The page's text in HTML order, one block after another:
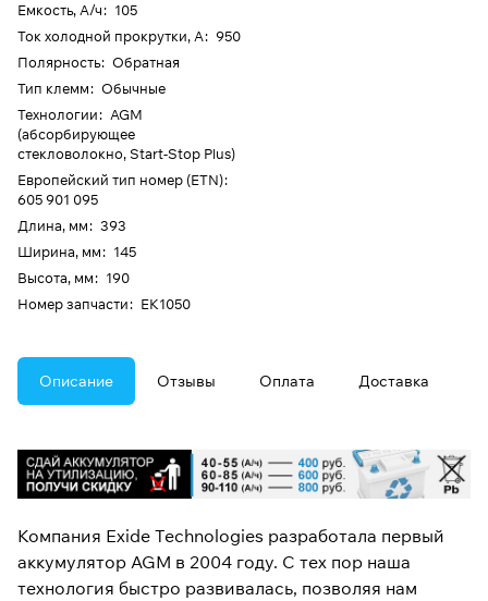
Емкость, А/ч: 105
Ток холодной прокрутки, А: 950
Полярность: Обратная
Тип клемм: Обычные
Технологии: AGM
(абсорбирующее
стекловолокно, Start-Stop Plus)
Европейский тип номер (ETN):
605 901 095
Длина, мм: 393
Ширина, мм: 145
Высота, мм: 190
Номер запчасти: EK1050
Описание Отзывы Оплата Доставка
Компания Exide Technologies разработала первый
аккумулятор AGM в 2004 году. С тех пор наша
технология быстро развивалась, позволяя нам